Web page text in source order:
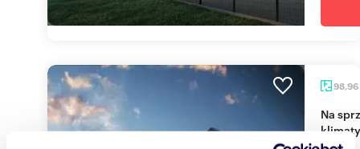
98,96
Na sprzedaż przestronne 98,96 m² mieszkanie z